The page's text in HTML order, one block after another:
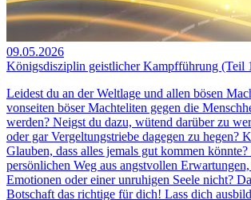
09.05.2026
Königsdisziplin geistlicher Kampfführung (Teil
Leidest du an der Weltlage und allen bösen
vonseiten böser Machteliten gegen die
werden? Neigst du dazu, wütend darüber zu
oder gar Vergeltungstriebe dagegen zu hegen?
Glauben, dass alles jemals gut kommen
persönlichen Weg aus angstvollen
Emotionen oder einer unruhigen Seele nicht?
Botschaft das richtige für dich! Lass dich